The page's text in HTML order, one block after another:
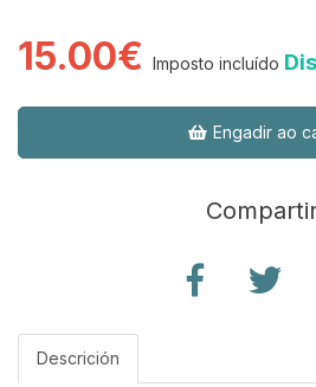
15.00€ Imposto incluído
Engadir ao
Descrición